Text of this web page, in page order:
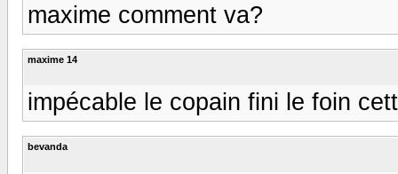
maxime comment va?
maxime 14
impécable le copain fini le foin
bevanda